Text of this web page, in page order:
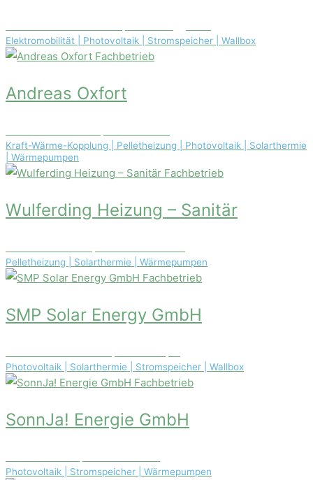
Elektromobilität | Photovoltaik | Stromspeicher | Wallbox
Fachbetrieb
Andreas Oxfort
Kraft-Wärme-Kopplung | Pelletheizung | Photovoltaik | Solarthermie
| Wärmepumpen
Fachbetrieb
Wulferding Heizung – Sanitär
Pelletheizung | Solarthermie | Wärmepumpen
Fachbetrieb
SMP Solar Energy GmbH
Photovoltaik | Solarthermie | Stromspeicher | Wallbox
Fachbetrieb
SonnJa! Energie GmbH
Photovoltaik | Stromspeicher | Wärmepumpen